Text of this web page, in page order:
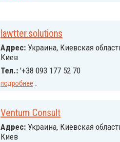
lawtter.solutions
Адрес: Украина, Киевская
Киев
Тел.: '+38 093 177 52 70
подробнее...
Ventum Consult
Адрес: Украина, Киевская
Киев